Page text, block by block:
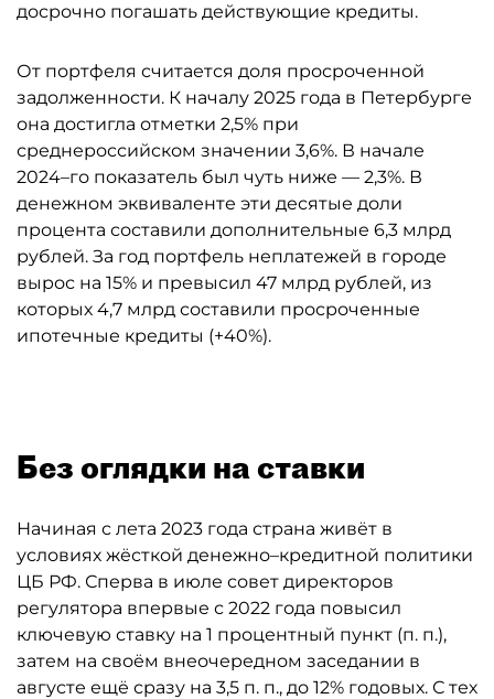
досрочно погашать действующие кредиты.
От портфеля считается доля просроченной
задолженности. К началу 2025 года в Петербурге
она достигла отметки 2,5% при
среднероссийском значении 3,6%. В начале
2024–го показатель был чуть ниже — 2,3%. В
денежном эквиваленте эти десятые доли
процента составили дополнительные 6,3 млрд
рублей. За год портфель неплатежей в городе
вырос на 15% и превысил 47 млрд рублей, из
которых 4,7 млрд составили просроченные
ипотечные кредиты (+40%).
Без оглядки на ставки
Начиная с лета 2023 года страна живёт в
условиях жёсткой денежно–кредитной политики
ЦБ РФ. Сперва в июле совет директоров
регулятора впервые с 2022 года повысил
ключевую ставку на 1 процентный пункт (п. п.),
затем на своём внеочередном заседании в
августе ещё сразу на 3,5 п. п., до 12% годовых. С тех